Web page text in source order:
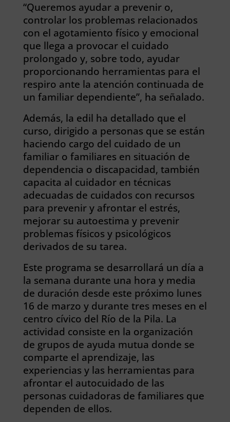
“Queremos ayudar a prevenir o,
controlar los problemas relacionados
con el agotamiento físico y emocional
que llega a provocar el cuidado
prolongado y, sobre todo, ayudar
proporcionando herramientas para el
respiro ante la atención continuada de
un familiar dependiente”, ha señalado.
Además, la edil ha detallado que el
curso, dirigido a personas que se están
haciendo cargo del cuidado de un
familiar o familiares en situación de
dependencia o discapacidad, también
capacita al cuidador en técnicas
adecuadas de cuidados con recursos
para prevenir y afrontar el estrés,
mejorar su autoestima y prevenir
problemas físicos y psicológicos
derivados de su tarea.
Este programa se desarrollará un día a
la semana durante una hora y media
de duración desde este próximo lunes
16 de marzo y durante tres meses en el
centro cívico del Río de la Pila. La
actividad consiste en la organización
de grupos de ayuda mutua donde se
comparte el aprendizaje, las
experiencias y las herramientas para
afrontar el autocuidado de las
personas cuidadoras de familiares que
dependen de ellos.